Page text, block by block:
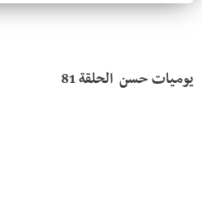
يوميات حسن  الحلقة 81